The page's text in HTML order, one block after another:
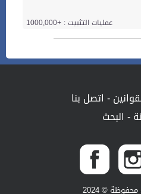
عمليات التثبيت : +1000,000
- اتصل بنا
- البحث
© 2024